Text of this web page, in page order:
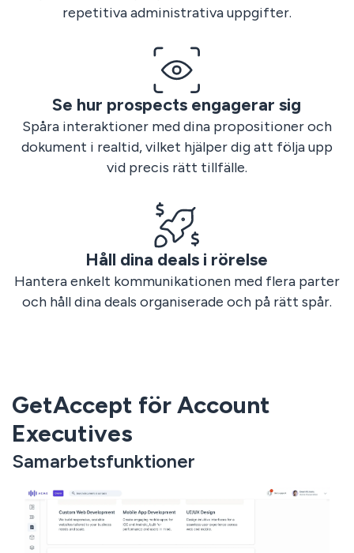
repetitiva administrativa uppgifter.
Se hur prospects engagerar sig
Spåra interaktioner med dina propositioner och
dokument i realtid, vilket hjälper dig att följa upp
vid precis rätt tillfälle.
Håll dina deals i rörelse
Hantera enkelt kommunikationen med flera parter
och håll dina deals organiserade och på rätt spår.
GetAccept för Account
Executives
Samarbetsfunktioner